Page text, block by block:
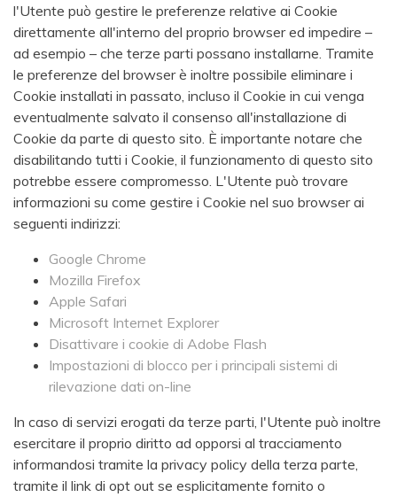
l'Utente può gestire le preferenze relative ai Cookie
direttamente all'interno del proprio browser ed impedire –
ad esempio – che terze parti possano installarne. Tramite
le preferenze del browser è inoltre possibile eliminare i
Cookie installati in passato, incluso il Cookie in cui venga
eventualmente salvato il consenso all'installazione di
Cookie da parte di questo sito. È importante notare che
disabilitando tutti i Cookie, il funzionamento di questo sito
potrebbe essere compromesso. L'Utente può trovare
informazioni su come gestire i Cookie nel suo browser ai
seguenti indirizzi:
Google Chrome
Mozilla Firefox
Apple Safari
Microsoft Internet Explorer
Disattivare i cookie di Adobe Flash
Impostazioni di blocco per i principali sistemi di
rilevazione dati on-line
In caso di servizi erogati da terze parti, l'Utente può inoltre
esercitare il proprio diritto ad opporsi al tracciamento
informandosi tramite la privacy policy della terza parte,
tramite il link di opt out se esplicitamente fornito o